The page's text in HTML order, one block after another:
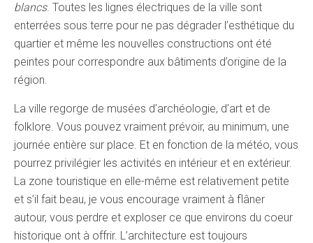
blancs. Toutes les lignes électriques de la ville sont
enterrées sous terre pour ne pas dégrader l’esthétique du
quartier et même les nouvelles constructions ont été
peintes pour correspondre aux bâtiments d’origine de la
région.
La ville regorge de musées d’archéologie, d’art et de
folklore. Vous pouvez vraiment prévoir, au minimum, une
journée entière sur place. Et en fonction de la météo, vous
pourrez privilégier les activités en intérieur et en extérieur.
La zone touristique en elle-même est relativement petite
et s’il fait beau, je vous encourage vraiment à flâner
autour, vous perdre et exploser ce que environs du coeur
historique ont à offrir. L’architecture est toujours